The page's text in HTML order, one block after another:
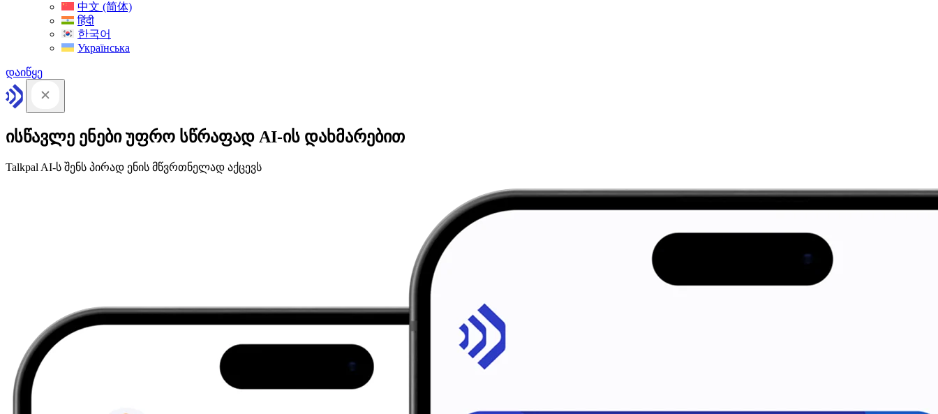
中文 (简体)
हिंदी
한국어
Українська
დაიწყე
ისწავლე ენები უფრო სწრაფად AI-ის დახმარებით
Talkpal AI-ს შენს პირად ენის მწვრთნელად აქცევს